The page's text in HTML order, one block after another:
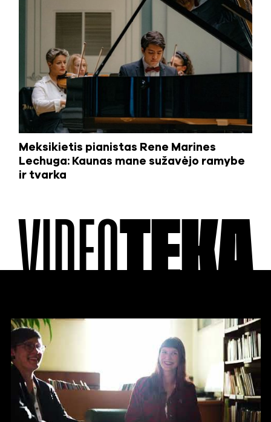
Meksikietis pianistas Rene Marines
Lechuga: Kaunas mane sužavėjo ramybe
ir tvarka
VIDEOTEKA